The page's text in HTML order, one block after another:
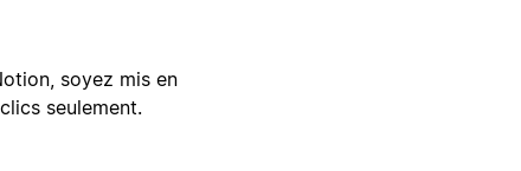
soyez mis en
seulement.